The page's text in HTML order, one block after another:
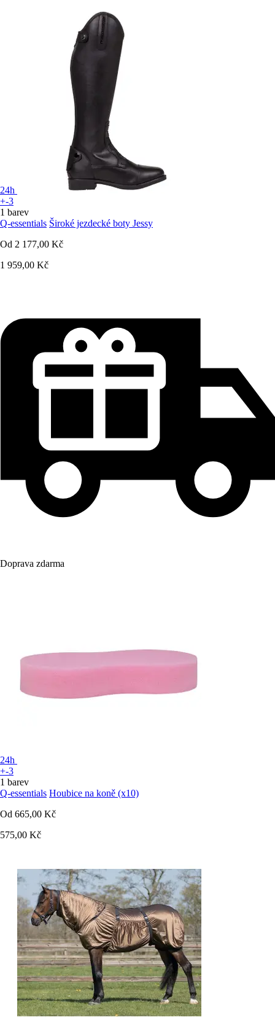
24h
+-3
1 barev
Q-essentials Široké jezdecké boty Jessy
Od 2 177,00 Kč
1 959,00 Kč
Doprava zdarma
24h
+-3
1 barev
Q-essentials Houbice na koně (x10)
Od 665,00 Kč
575,00 Kč